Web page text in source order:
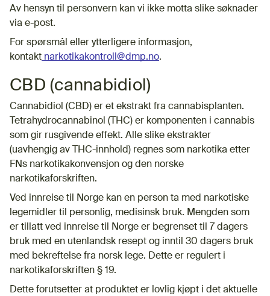
Av hensyn til personvern kan vi ikke motta slike søknader
via e-post.
For spørsmål eller ytterligere informasjon,
kontakt narkotikakontroll@dmp.no.
CBD (cannabidiol)
Cannabidiol (CBD) er et ekstrakt fra cannabisplanten.
Tetrahydrocannabinol (THC) er komponenten i cannabis
som gir rusgivende effekt. Alle slike ekstrakter
(uavhengig av THC-innhold) regnes som narkotika etter
FNs narkotikakonvensjon og den norske
narkotikaforskriften.
Ved innreise til Norge kan en person ta med narkotiske
legemidler til personlig, medisinsk bruk. Mengden som
er tillatt ved innreise til Norge er begrenset til 7 dagers
bruk med en utenlandsk resept og inntil 30 dagers bruk
med bekreftelse fra norsk lege. Dette er regulert i
narkotikaforskriften § 19.
Dette forutsetter at produktet er lovlig kjøpt i det aktuelle